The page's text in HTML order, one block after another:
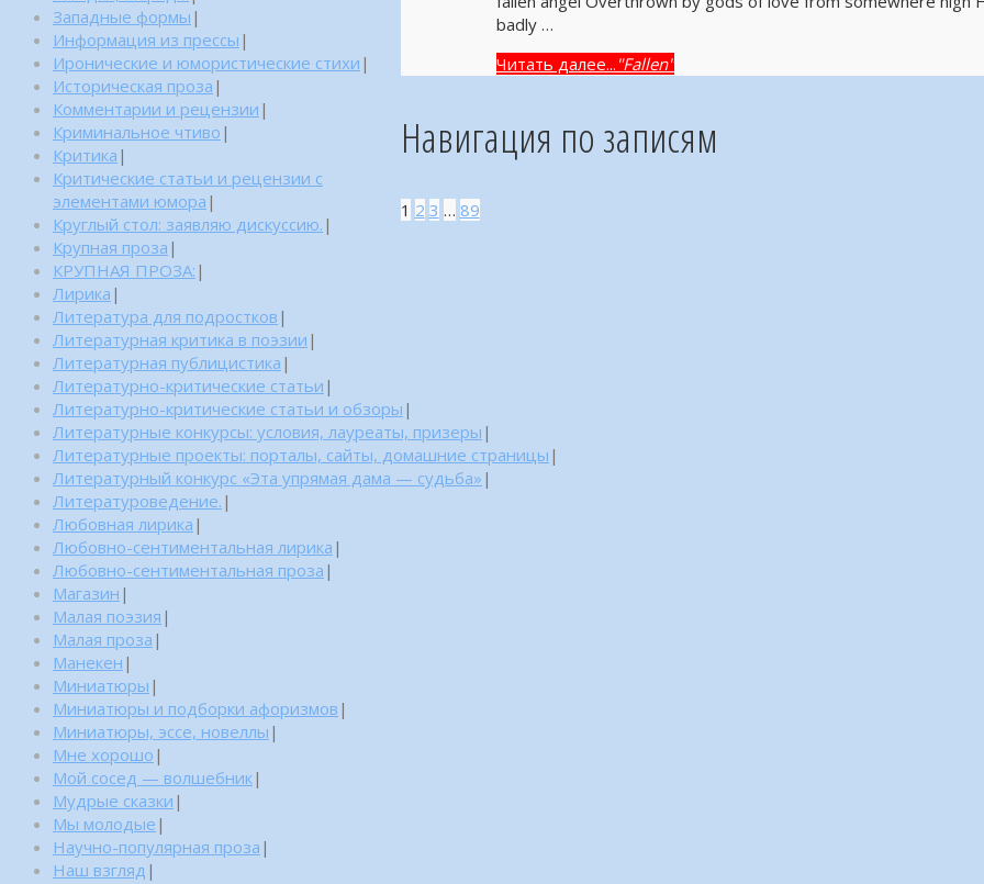
badly …
Читать далее... "Fallen"
Навигация по записям
1 2 3 … 89
Западные формы |
Информация из прессы |
Иронические и юмористические стихи |
Историческая проза |
Комментарии и рецензии |
Криминальное чтиво |
Критика |
Критические статьи и рецензии с
элементами юмора |
Круглый стол: заявляю дискуссию. |
Крупная проза |
КРУПНАЯ ПРОЗА: |
Лирика |
Литература для подростков |
Литературная критика в поэзии |
Литературная публицистика |
Литературно-критические статьи |
Литературно-критические статьи и обзоры |
Литературные конкурсы: условия, лауреаты, призеры |
Литературные проекты: порталы, сайты, домашние страницы |
Литературный конкурс «Эта упрямая дама — судьба» |
Литературоведение. |
Любовная лирика |
Любовно-сентиментальная лирика |
Любовно-сентиментальная проза |
Магазин |
Малая поэзия |
Малая проза |
Манекен |
Миниатюры |
Миниатюры и подборки афоризмов |
Миниатюры, эссе, новеллы |
Мне хорошо |
Мой сосед — волшебник|
Мудрые сказки |
Мы молодые |
Научно-популярная проза |
Наш взгляд |